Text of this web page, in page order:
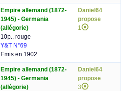
Empire allemand (1872-
1945) - Germania
(allégorie)
10p., rouge
Y&T N°69
Emis en 1902
Daniel64
propose
1
Empire allemand (1872-
1945) - Germania
(allégorie)
Daniel64
propose
3